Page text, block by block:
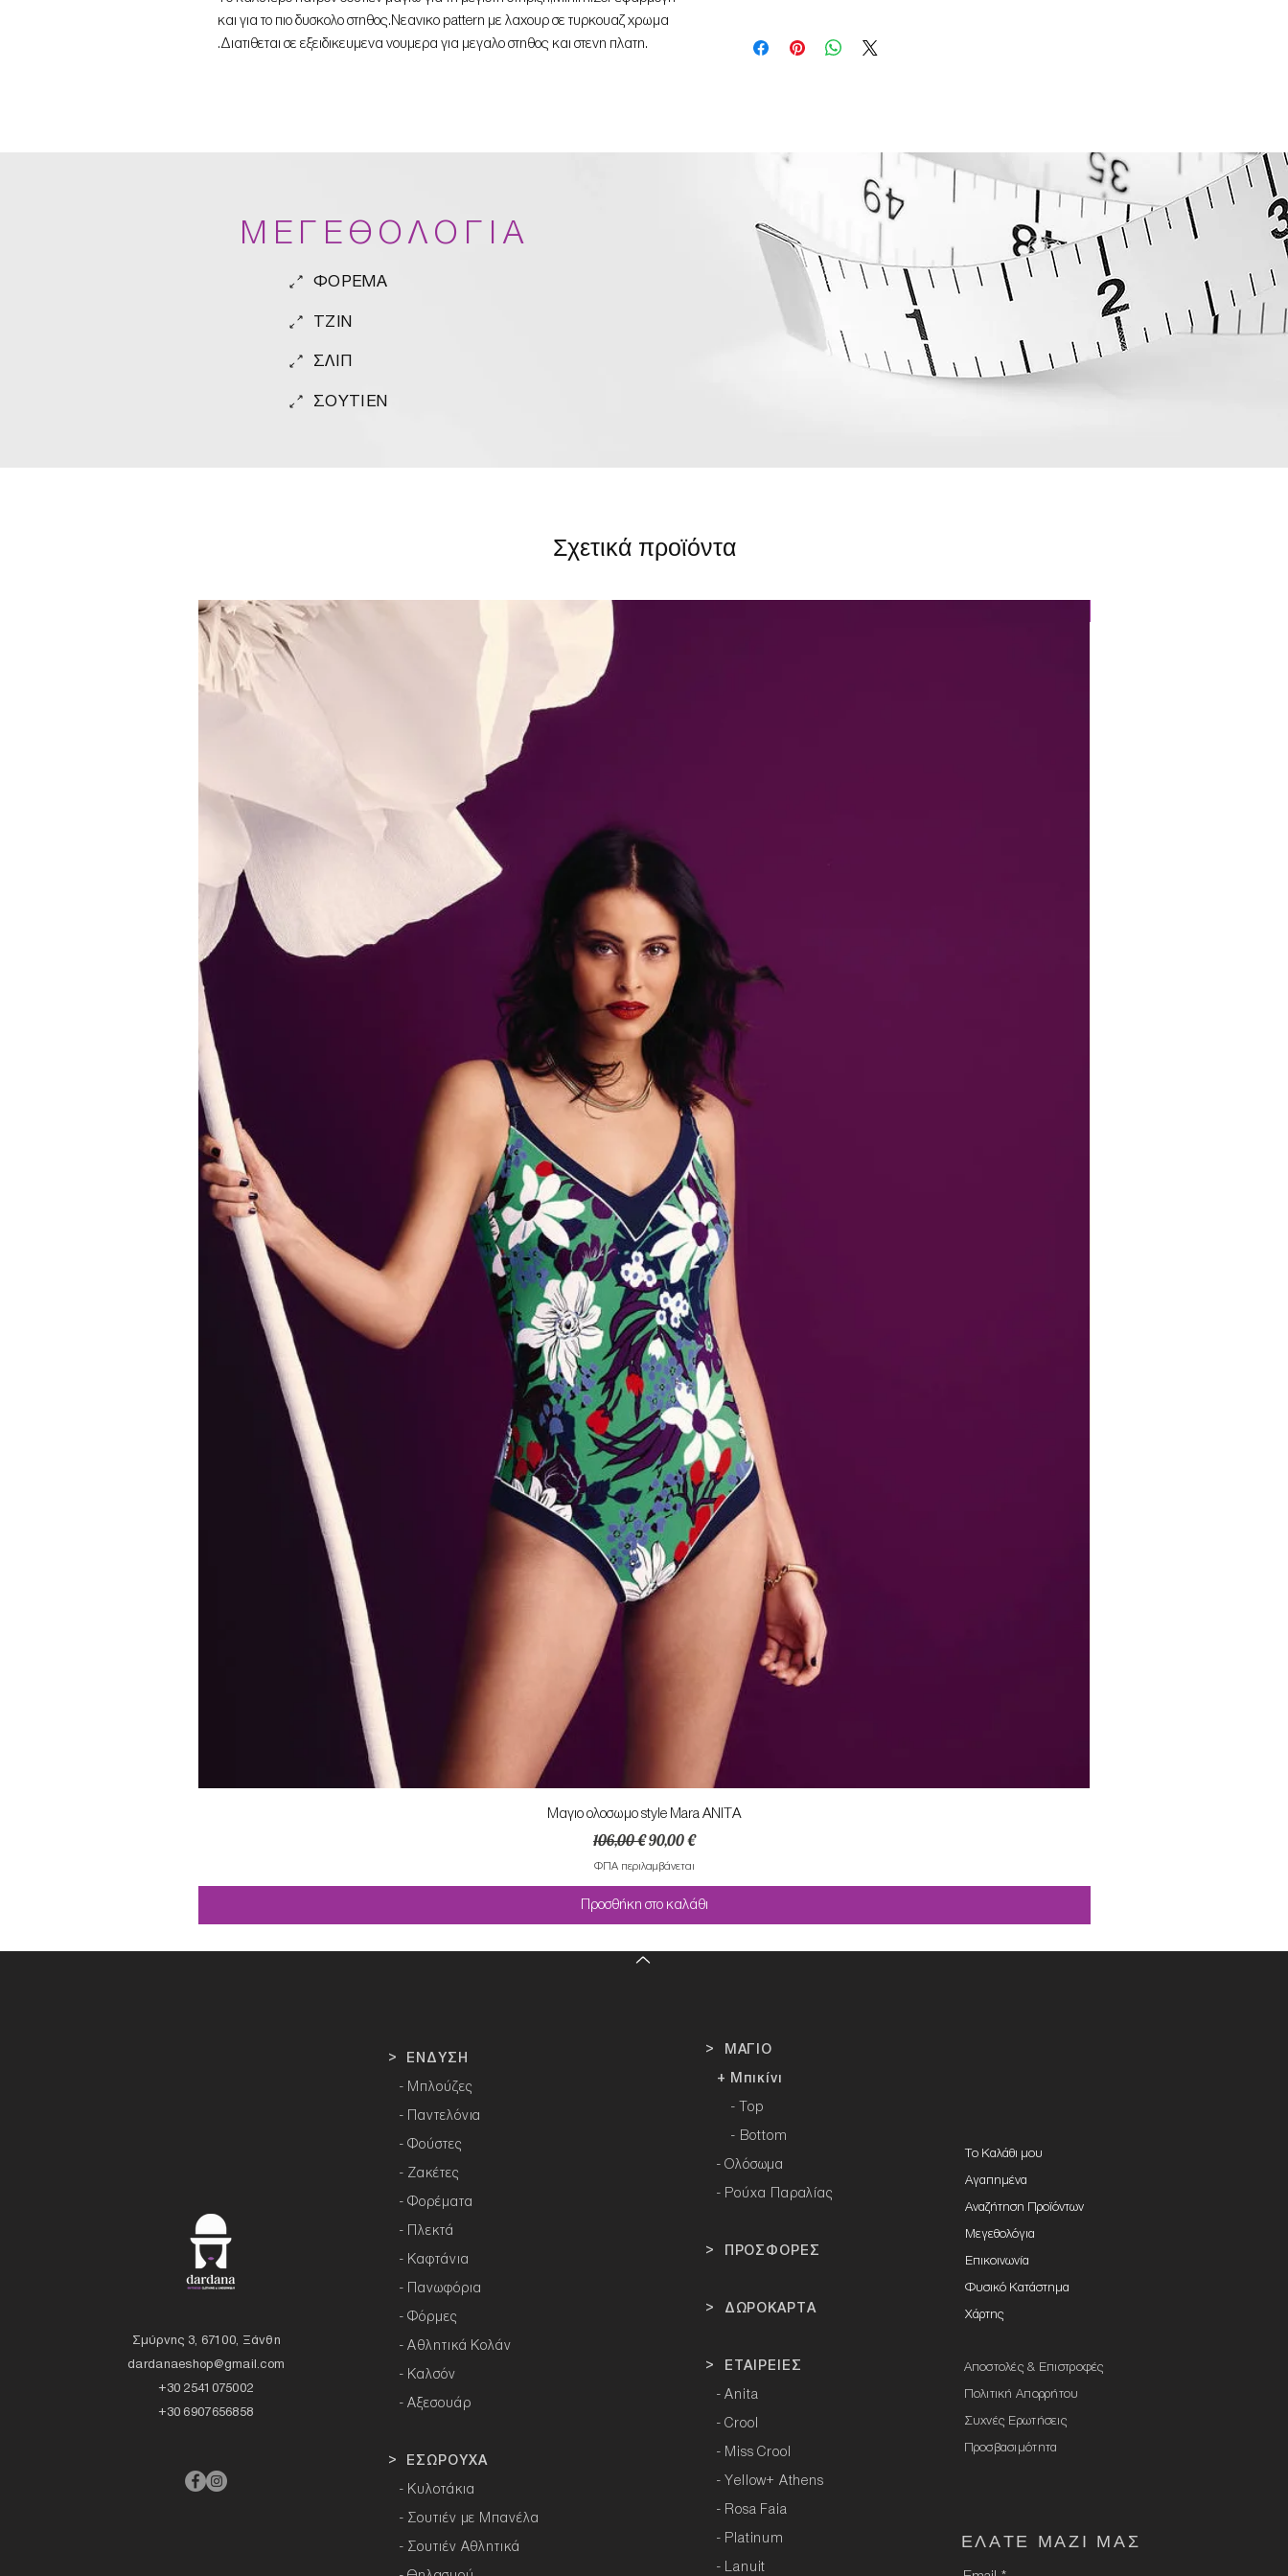
και για το πιο δυσκολο στηθος.Νεανικο pattern με λαχουρ σε τυρκουαζ χρωμα
.Διατιθεται σε εξειδικευμενα νουμερα για μεγαλο στηθος και στενη πλατη.
με μεγαλες μπανελες
ΜΕΓΕΘΟΛΟΓΙΑ
ΦΟΡΕΜΑ
TZIN
ΣΛΙΠ
ΣΟΥΤΙΕΝ
Σχετικά προϊόντα
Mαγιο ολοσωμο style Mara ANITA
Κανονική τιμή
106,00 € Τιμή Έκπτωσης
90,00 €
ΦΠΑ περιλαμβάνεται
Προσθήκη στο καλάθι
Σμύρνης 3, 67100, Ξάνθη
dardanaeshop@gmail.com
+30 2541075002
+30 6907656858
> ΕΝΔΥΣΗ
- Μπλούζες
- Παντελόνια
- Φούστες
- Ζακέτες
- Φορέματα
- Πλεκτά
- Καφτάνια
- Πανωφόρια
- Φόρμες
- Αθλητικά Κολάν
- Καλσόν
- Αξεσουάρ
> ΕΣΩΡΟΥΧΑ
- Κυλοτάκια
- Σουτιέν με Μπανέλα
- Σουτιέν Αθλητικά
> ΜΑΓΙΟ
+ Μπικίνι
- Top
- Bottom
-Ολόσωμα
- Ρούχα Παραλίας
> ΠΡΟΣΦΟΡΕΣ
> ΔΩΡΟΚΑΡΤΑ
> ΕΤΑΙΡΕΙΕΣ
-Anita
-Crool
- Miss Crool
- Yellow+ Athens
- Rosa Faia
- Platinum
- Lanuit
Το Καλάθι μου
Αγαπημένα
Αναζήτηση Προϊόντων
Μεγεθολόγια
Επικοινωνία
Φυσικό Κατάστημα
Χάρτης
Αποστολές & Επιστροφές
Πολιτική Απορρήτου
Συχνές Ερωτήσεις
Προσβασιμότητα
ΕΛΑTE ΜΑΖΙ ΜΑΣ